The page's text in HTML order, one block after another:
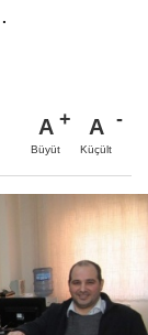
A
Büyüt
A
Küçült